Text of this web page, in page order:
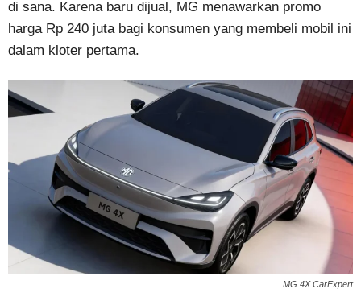
di sana. Karena baru dijual, MG menawarkan promo
harga Rp 240 juta bagi konsumen yang membeli mobil ini
dalam kloter pertama.
MG 4X CarExpert